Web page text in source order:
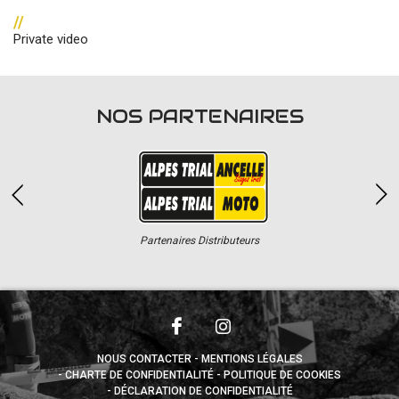
//
Private video
NOS PARTENAIRES
Partenaires Distributeurs
NOUS CONTACTER
MENTIONS LÉGALES
CHARTE DE CONFIDENTIALITÉ
POLITIQUE DE COOKIES
DÉCLARATION DE CONFIDENTIALITÉ